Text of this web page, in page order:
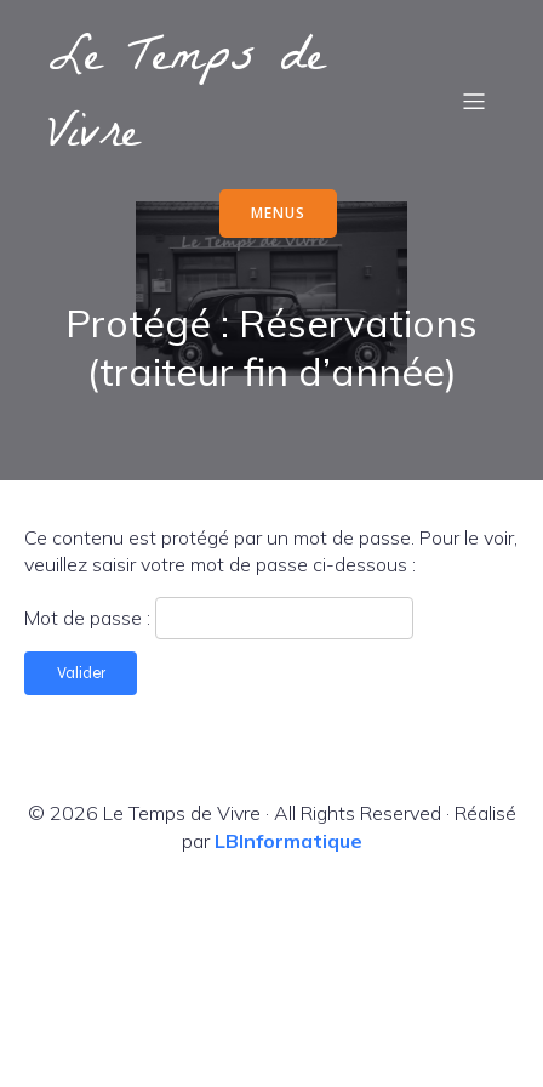
Le Temps de
Vivre
MENUS
Protégé : Réservations
(traiteur fin d’année)
Ce contenu est protégé par un mot de passe. Pour le voir,
veuillez saisir votre mot de passe ci-dessous :
Mot de passe :
© 2026 Le Temps de Vivre · All Rights Reserved · Réalisé
par LBInformatique